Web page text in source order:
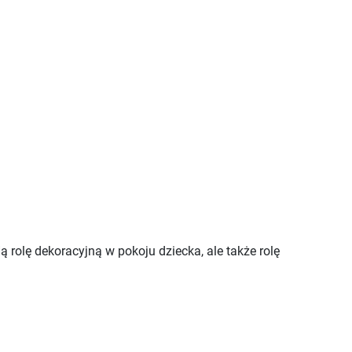
rolę dekoracyjną w pokoju dziecka, ale także rolę